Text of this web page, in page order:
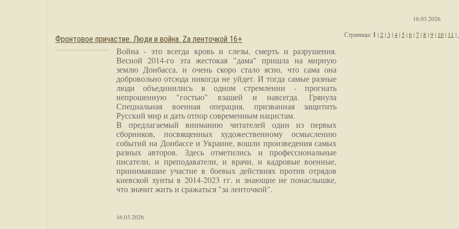
16.03.2026
Фронтовое причастие. Люди и война. Zа ленточкой 16+
Война - это всегда кровь и слезы, смерть и разрушения.
Весной 2014-го эта жестокая "дама" пришла на мирную
землю Донбасса, и очень скоро стало ясно, что сама она
добровольно отсюда никогда не уйдет. И тогда самые разные
люди объединились в одном стремлении - прогнать
непрошенную "гостью" взашей и навсегда. Грянула
Специальная военная операция, призванная защитить
Русский мир и дать отпор современным нацистам.
В предлагаемый вниманию читателей один из первых
сборников, посвященных художественному осмыслению
событий на Донбассе и Украине, вошли произведения самых
разных авторов. Здесь отметились и профессиональные
писатели, и преподаватели, и врачи, и кадровые военные,
принимавшие участие в боевых действиях против отрядов
киевской хунты в 2014-2023 гг. и знающие не понаслышке,
что значит жить и сражаться "за ленточкой".
16.03.2026
Страницы: 1 |2|3 |4| 5 |6|7|8|9| 10| 11 |